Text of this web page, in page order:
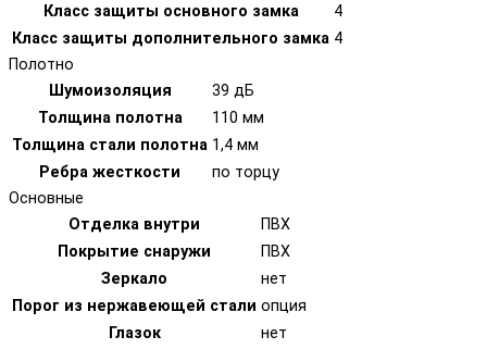
Класс защиты основного замка
4
Класс защиты дополнительного замка 4
Полотно
Шумоизоляция
39 дБ
Толщина полотна
110 мм
Толщина стали полотна 1,4 мм
Ребра жесткости
по торцу
Основные
Отделка внутри
ПВХ
Покрытие снаружи
ПВХ
Зеркало
нет
Порог из нержавеющей стали опция
Глазок
нет